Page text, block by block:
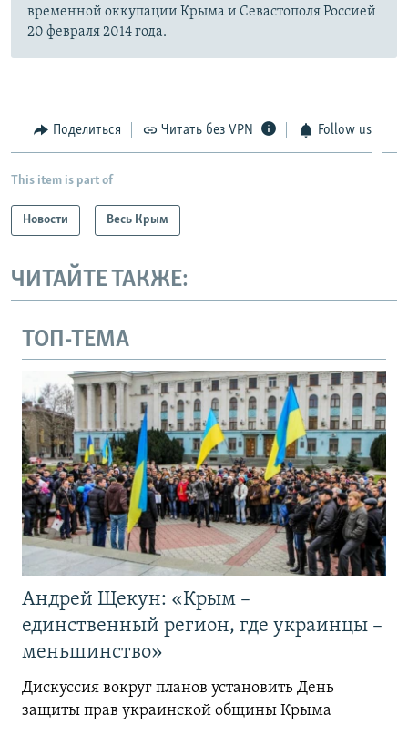
временной оккупации Крыма и Севастополя Россией
20 февраля 2014 года.
Поделиться Читать без VPN Follow us
This item is part of
Новости Весь Крым
ЧИТАЙТЕ ТАКЖЕ:
ТОП-ТЕМА
Андрей Щекун: «Крым –
единственный регион, где украинцы –
меньшинство»
Дискуссия вокруг планов установить День
защиты прав украинской общины Крыма